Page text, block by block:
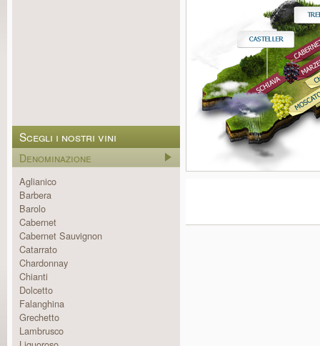
Scegli i nostri vini
Denominazione
Aglianico
Barbera
Barolo
Cabernet
Cabernet Sauvignon
Catarrato
Chardonnay
Chianti
Dolcetto
Falanghina
Grechetto
Lambrusco